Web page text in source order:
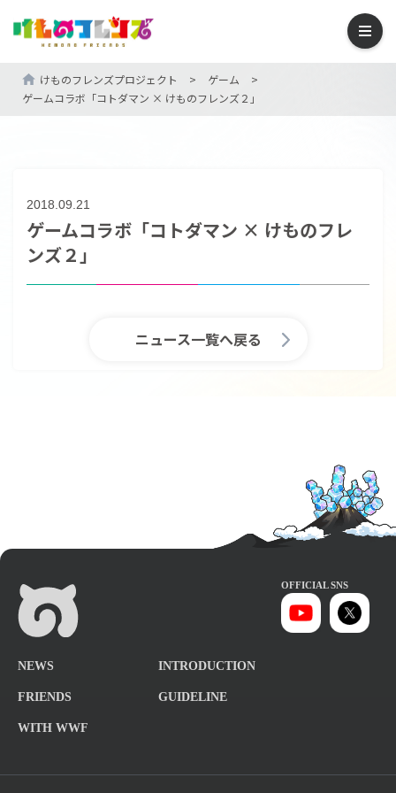
けものフレンズプロジェクト > ゲーム
>
ゲームコラボ「コトダマン × けものフレンズ２」
2018.09.21
ゲームコラボ「コトダマン × けものフレ
ンズ２」
ニュース一覧へ戻る
OFFICIAL SNS
NEWS INTRODUCTION
FRIENDS GUIDELINE
WITH WWF